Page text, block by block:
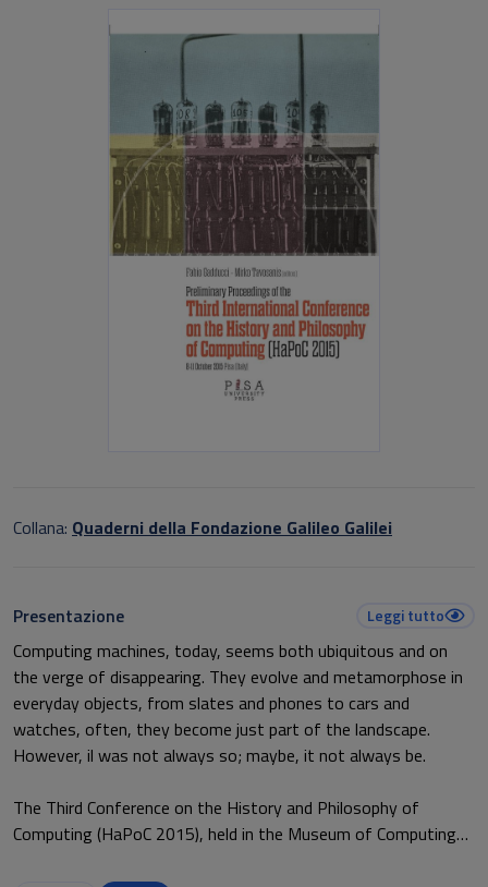
Collana: Quaderni della Fondazione Galileo Galilei
Presentazione Leggi tutto
Computing machines, today, seems both ubiquitous and on
the verge of disappearing. They evolve and metamorphose in
everyday objects, from slates and phones to cars and
watches, often, they become just part of the landscape.
However, il was not always so; maybe, it not always be.
The Third Conference on the History and Philosophy of
Computing (HaPoC 2015), held in the Museum of Computing